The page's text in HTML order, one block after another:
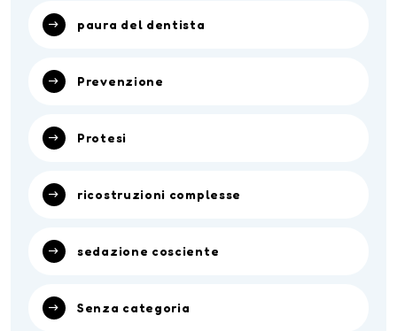
paura del dentista
Prevenzione
Protesi
ricostruzioni complesse
sedazione cosciente
Senza categoria